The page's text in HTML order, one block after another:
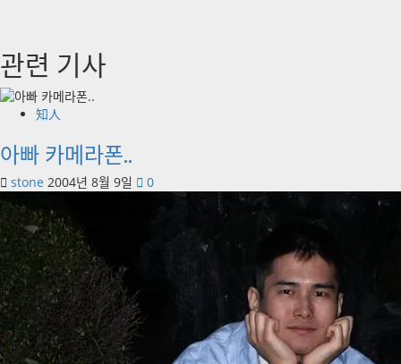
관련 기사
知人
아빠 카메라폰..
stone 2004년 8월 9일 0